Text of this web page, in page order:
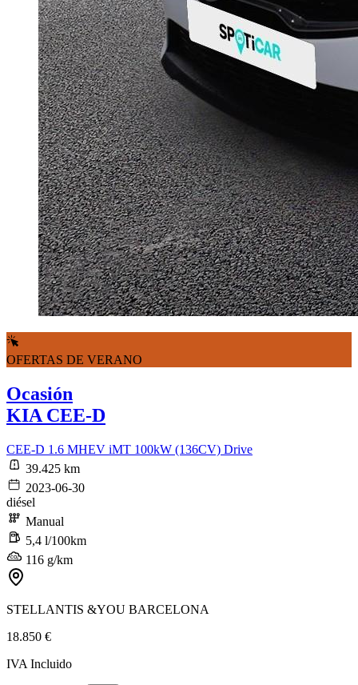
OFERTAS DE VERANO
Ocasión
KIA CEE-D
CEE-D 1.6 MHEV iMT 100kW (136CV) Drive
39.425 km
2023-06-30
diésel
Manual
5,4 l/100km
116 g/km
STELLANTIS &YOU BARCELONA
18.850 €
IVA Incluido